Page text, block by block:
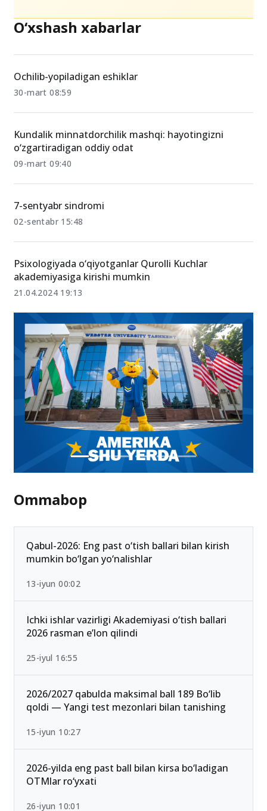
O‘xshash xabarlar
Ochilib-yopiladigan eshiklar
30-mart 08:59
Kundalik minnatdorchilik mashqi: hayotingizni
o‘zgartiradigan oddiy odat
09-mart 09:40
7-sentyabr sindromi
02-sentabr 15:48
Psixologiyada o‘qiyotganlar Qurolli Kuchlar
akademiyasiga kirishi mumkin
21.04.2024 19:13
Ommabop
Qabul-2026: Eng past o‘tish ballari bilan kirish
mumkin bo‘lgan yo‘nalishlar
13-iyun 00:02
Ichki ishlar vazirligi Akademiyasi o‘tish ballari
2026 rasman e’lon qilindi
25-iyul 16:55
2026/2027 qabulda maksimal ball 189 Bo‘lib
qoldi — Yangi test mezonlari bilan tanishing
15-iyun 10:27
2026-yilda eng past ball bilan kirsa bo‘ladigan
OTMlar ro‘yxati
26-iyun 10:01